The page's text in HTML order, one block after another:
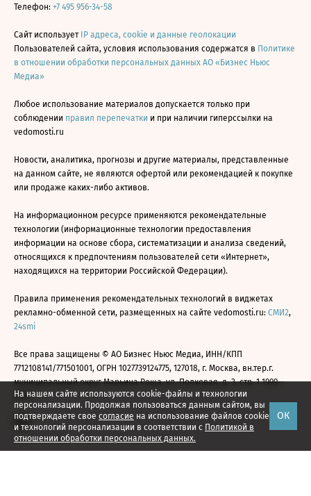
На нашем сайте используются cookie-файлы и технологии
персонализации. Продолжая пользоваться данным сайтом, вы
подтверждаете свое согласие на использование файлов cookie
и технологий персонализации в соответствии с Политикой в
отношении обработки персональных данных.
ОК
Телефон: +7 495 956-34-58
Сайт использует IP адреса, cookie и данные геолокации
Пользователей сайта, условия использования содержатся в Политике
в отношении обработки персональных данных АО «Бизнес Ньюс
Медиа»
Любое использование материалов допускается только при
соблюдении правил перепечатки и при наличии гиперссылки на
vedomosti.ru
Новости, аналитика, прогнозы и другие материалы, представленные
на данном сайте, не являются офертой или рекомендацией к покупке
или продаже каких-либо активов.
На информационном ресурсе применяются рекомендательные
технологии (информационные технологии предоставления
информации на основе сбора, систематизации и анализа сведений,
относящихся к предпочтениям пользователей сети «Интернет»,
находящихся на территории Российской Федерации).
Правила применения рекомендательных технологий в виджетах
рекламно-обменной сети, размещенных на сайте vedomosti.ru: СМИ2,
24smi
Все права защищены © АО Бизнес Ньюс Медиа, ИНН/КПП
7712108141/771501001, ОГРН 1027739124775, 127018, г. Москва, вн.тер.г.
муниципальный округ Марьина Роща, ул. Полковая, д. 3, стр. 1 1999—
2026